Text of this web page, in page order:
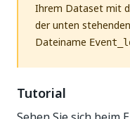
Ihrem Dataset mit
der unten
Dateiname
Tutorial